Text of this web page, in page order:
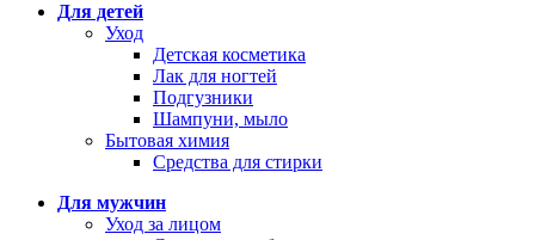
Для детей
Уход
Детская косметика
Лак для ногтей
Подгузники
Шампуни, мыло
Бытовая химия
Средства для стирки
Для мужчин
Уход за лицом